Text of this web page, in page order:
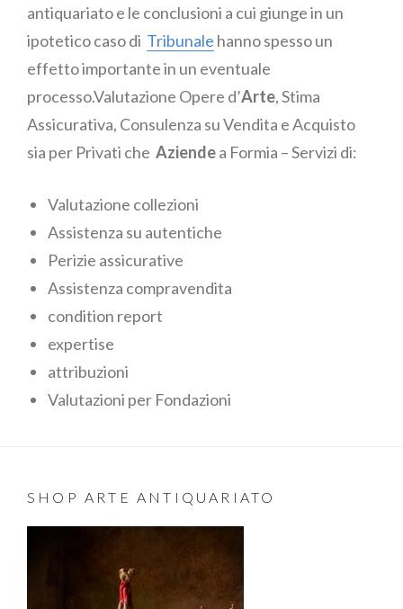
antiquariato e le conclusioni a cui giunge in un
ipotetico caso di Tribunale hanno spesso un
effetto importante in un eventuale
processo.Valutazione Opere d’Arte, Stima
Assicurativa, Consulenza su Vendita e Acquisto
sia per Privati che Aziendea Formia – Servizi di:
Valutazione collezioni
Assistenza su autentiche
Perizie assicurative
Assistenza compravendita
condition report
expertise
attribuzioni
Valutazioni per Fondazioni
SHOP ARTE ANTIQUARIATO